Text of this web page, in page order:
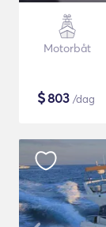
Motorbåt
$803 /dag